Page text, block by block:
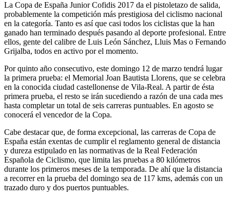
La Copa de España Junior Cofidis 2017 da el pistoletazo de salida,
probablemente la competición más prestigiosa del ciclismo nacional
en la categoría. Tanto es así que casi todos los ciclistas que la han
ganado han terminado después pasando al deporte profesional. Entre
ellos, gente del calibre de Luis León Sánchez, Lluis Mas o Fernando
Grijalba, todos en activo por el momento.
Por quinto año consecutivo, este domingo 12 de marzo tendrá lugar
la primera prueba: el Memorial Joan Bautista Llorens, que se celebra
en la conocida ciudad castellonense de Vila-Real. A partir de ésta
primera prueba, el resto se irán sucediendo a razón de una cada mes
hasta completar un total de seis carreras puntuables. En agosto se
conocerá el vencedor de la Copa.
Cabe destacar que, de forma excepcional, las carreras de Copa de
España están exentas de cumplir el reglamento general de distancia
y dureza estipulado en las normativas de la Real Federación
Española de Ciclismo, que limita las pruebas a 80 kilómetros
durante los primeros meses de la temporada. De ahí que la distancia
a recorrer en la prueba del domingo sea de 117 kms, además con un
trazado duro y dos puertos puntuables.